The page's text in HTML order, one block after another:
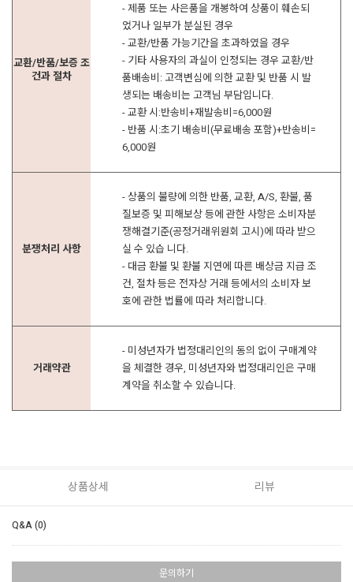
교환/반품/보증 조
건과 절차
- 제품 또는 사은품을 개봉하여 상품이 훼손되
었거나 일부가 분실된 경우
- 교환/반품 가능기간을 초과하였을 경우
- 기타 사용자의 과실이 인정되는 경우 교환/반
품배송비: 고객변심에 의한 교환 및 반품 시 발
생되는 배송비는 고객님 부담입니다.
- 교환 시:반송비+재발송비=6,000원
- 반품 시:초기 배송비(무료배송 포함)+반송비=
6,000원
분쟁처리 사항
- 상품의 불량에 의한 반품, 교환, A/S, 환불, 품
질보증 및 피해보상 등에 관한 사항은 소비자분
쟁해결기준(공정거래위원회 고시)에 따라 받으
실 수 있습 니다.
- 대금 환불 및 환불 지연에 따른 배상금 지급 조
건, 절차 등은 전자상 거래 등에서의 소비자 보
호에 관한 법률에 따라 처리합니다.
거래약관
- 미성년자가 법정대리인의 동의 없이 구매계약
을 체결한 경우, 미성년자와 법정대리인은 구매
계약을 취소할 수 있습니다.
상품상세 리뷰
Q&A (0)
문의하기